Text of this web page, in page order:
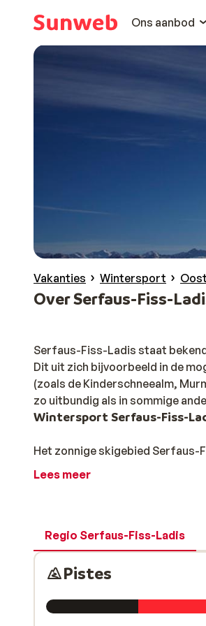
Ons aanbod
Vakanties Wintersport
Over Serfaus-Fiss-
Serfaus-Fiss-Ladis staat
Dit uit zich bijvoorbeeld in de
(zoals de Kinderschneealm,
zo uitbundig als in sommige
Wintersport Serfaus-Fiss-
Het zonnige skigebied Serfaus-
bestaat uit de drie gemeenten
maar liefst 2820 meter en zijn
Scheid & Masnerkopf en
de hoge ligging en de vele
bijna altijd mogelijk. De
een belevenis. Voor de niet-
mooiste plekken brengt. Het
skiën in Kinderland waar het
Wintersport Serfaus-Fiss-
Lees meer
Regio Serfaus-Fiss-Ladis
Pistes